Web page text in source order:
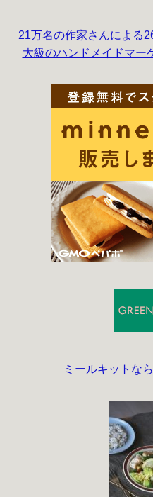
21万名の作家さんによる
大級のハンドメイドマ
ミールキットな